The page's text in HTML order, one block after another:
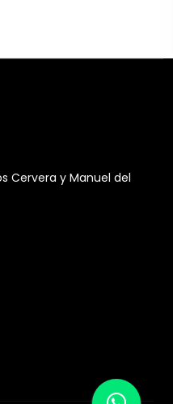
Cervera y Manuel del